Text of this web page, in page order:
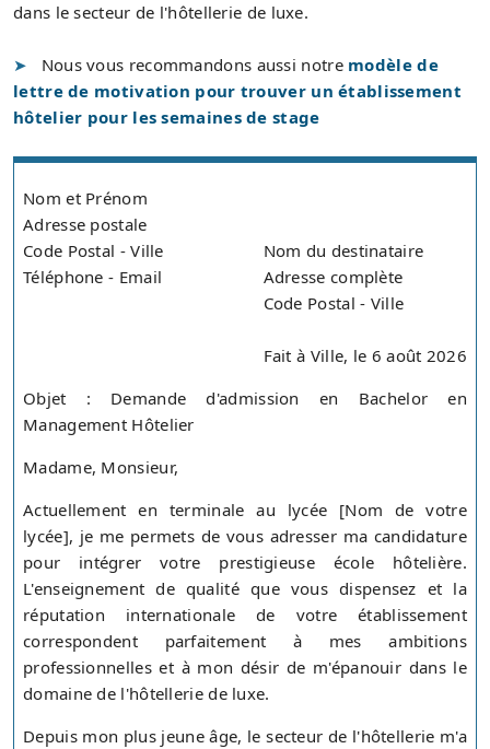
dans le secteur de l'hôtellerie de luxe.
Nous vous recommandons aussi notre modèle de
lettre de motivation pour trouver un établissement
hôtelier pour les semaines de stage
Nom et Prénom
Adresse postale
Code Postal - Ville
Téléphone - Email
Nom du destinataire
Adresse complète
Code Postal - Ville
Fait à Ville, le 6 août 2026
Objet : Demande d'admission en Bachelor en
Management Hôtelier
Madame, Monsieur,
Actuellement en terminale au lycée [Nom de votre
lycée], je me permets de vous adresser ma candidature
pour intégrer votre prestigieuse école hôtelière.
L'enseignement de qualité que vous dispensez et la
réputation internationale de votre établissement
correspondent parfaitement à mes ambitions
professionnelles et à mon désir de m'épanouir dans le
domaine de l'hôtellerie de luxe.
Depuis mon plus jeune âge, le secteur de l'hôtellerie m'a